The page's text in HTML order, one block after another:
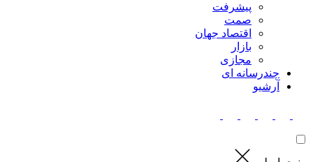
پیشرفت
صمت
اقتصاد جهان
بازار
مجازی
چندرسانه ای
آرشیو